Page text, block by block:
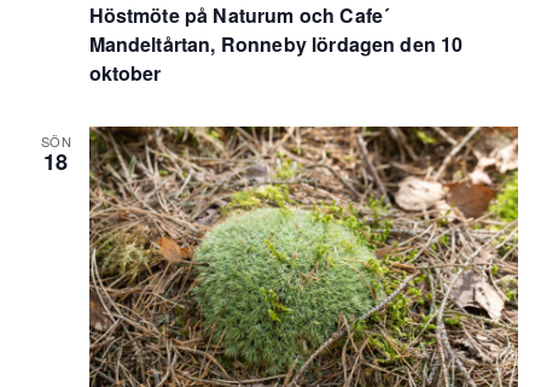
Höstmöte på Naturum och Cafe´
Mandeltårtan, Ronneby lördagen den 10
oktober
SÖN
18